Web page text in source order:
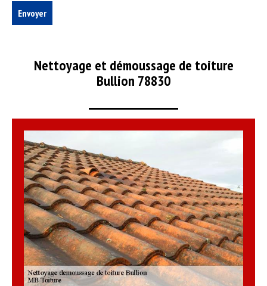
Nettoyage et démoussage de toiture
Bullion 78830